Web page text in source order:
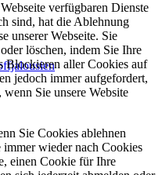
verfügbaren Dienste
sind, hat die Ablehnung
unserer Webseite. Sie
löschen, indem Sie Ihre
Blockieren aller Cookies auf
jedoch immer aufgefordert,
Sie unsere Website
Sie Cookies ablehnen
immer wieder nach Cookies
einen Cookie für Ihre